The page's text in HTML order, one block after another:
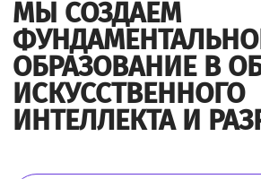
Потенциальная ежегодная экономия
от внедрения генеративного ИИ
(генИИ, GenAI) в российской экономике
может достичь 10,8 трлн рублей к 2030
году, при этом ни одна из профессий
не подлежит полной автоматизации
(максимальный уровень — 85%). GenAI
выступает не угрозой, а инструментом